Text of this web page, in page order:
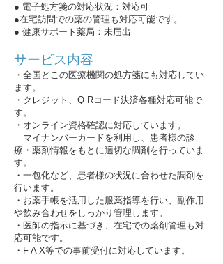
● 電子処方箋の対応状況：対応可
●在宅訪問での薬の管理も対応可能です。
● 健康サポート薬局：未届出
サービス内容
・全国どこの医療機関の処方箋にも対応してい
ます。
・クレジット、Q Rコード決済各種対応可能で
す。
・オンライン資格確認に対応しています。
マイナンバーカードを利用し、患者様の診
療・薬剤情報をもとに適切な調剤を行っていま
す。
・一包化など、患者様の状況に合わせた調剤を
行います。
・お薬手帳を活用した服薬指導を行い、副作用
や飲み合わせをしっかり管理します。
・医師の指示に基づき、在宅での薬剤管理も対
応可能です。
・F A X等での事前受付に対応しています。